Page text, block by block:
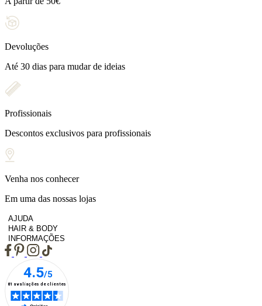
Devoluções
Até 30 dias para mudar de ideias
Profissionais
Descontos exclusivos para profissionais
Venha nos conhecer
Em uma das nossas lojas
AJUDA
HAIR & BODY
INFORMAÇÕES